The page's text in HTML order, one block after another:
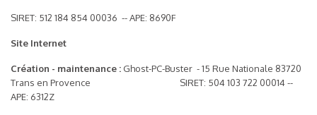
SIRET: 512 184 854 00036 -- APE: 8690F
Site Internet
Création - maintenance : Ghost-PC-Buster - 15 Rue Nationale 83720
Trans en Provence SIRET: 504 103 722 00014 --
APE: 6312Z